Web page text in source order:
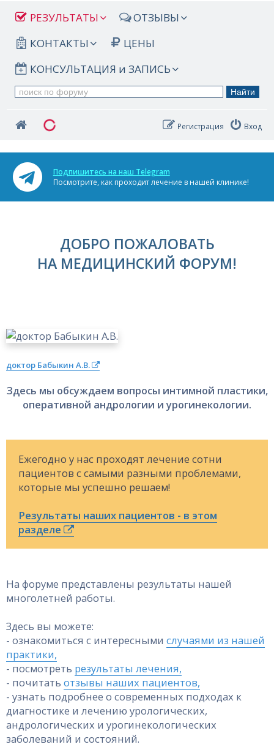
РЕЗУЛЬТАТЫ
ОТЗЫВЫ
КОНТАКТЫ
ЦЕНЫ
КОНСУЛЬТАЦИЯ и ЗАПИСЬ
Вход
Регистрация
Подпишитесь на наш Telegram
Посмотрите, как проходит лечение в нашей клинике!
ДОБРО ПОЖАЛОВАТЬ
НА МЕДИЦИНСКИЙ ФОРУМ!
доктор Бабыкин А.В.
Здесь мы обсуждаем вопросы интимной пластики,
оперативной андрологии и урогинекологии.
Ежегодно у нас проходят лечение сотни
пациентов с самыми разными проблемами,
которые мы успешно решаем!
Результаты наших пациентов - в этом
разделе
На форуме представлены результаты нашей
многолетней работы.
Здесь вы можете:
- ознакомиться с интересными случаями из нашей
практики,
- посмотреть результаты лечения,
- почитать отзывы наших пациентов,
- узнать подробнее о современных подходах к
диагностике и лечению урологических,
андрологических и урогинекологических
заболеваний и состояний.